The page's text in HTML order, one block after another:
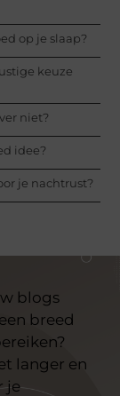
op je slaap?
keuze
niet?
idee?
je nachtrust?
blogs
breed
langer en
je